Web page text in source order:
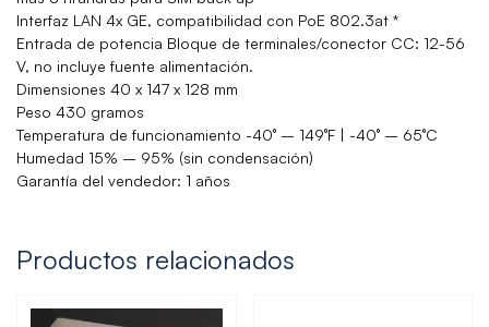
Interfaz LAN 4x GE, compatibilidad con PoE 802.3at *
Entrada de potencia Bloque de terminales/conector CC: 12-56
V, no incluye fuente alimentación.
Dimensiones 40 x 147 x 128 mm
Peso 430 gramos
Temperatura de funcionamiento -40° – 149°F | -40° – 65°C
Humedad 15% – 95% (sin condensación)
Garantía del vendedor: 1 años
Productos relacionados